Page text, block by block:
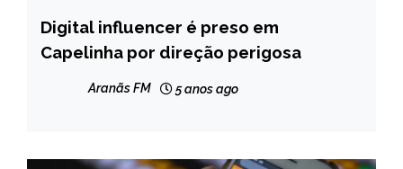
NOTÍCIAS
Digital influencer é preso em
Capelinha por direção perigosa
Aranãs FM 5 anos ago